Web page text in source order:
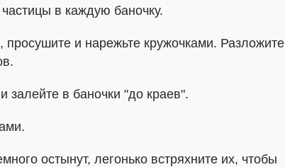
в каждую баночку.
и нарежьте кружочками. Разложите
залейте в баночки "до краев".
остынут, легонько встряхните их, чтобы